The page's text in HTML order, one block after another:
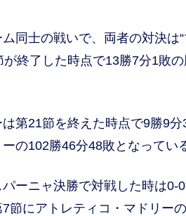
同士の戦いで、両者の対決は
終了した時点で13勝7分1敗
第21節を終えた時点で9勝9
の102勝46分48敗となってい
ーニャ決勝で対戦した時は0-
節にアトレティコ・マドリー